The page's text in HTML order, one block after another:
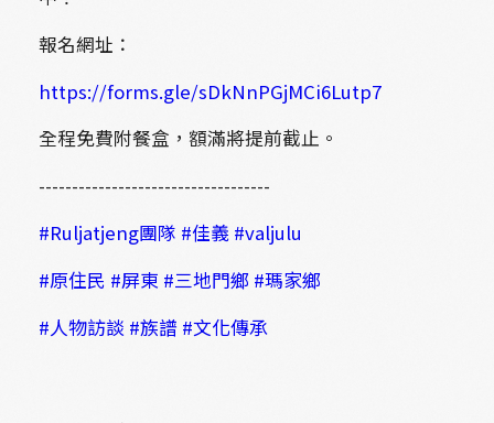
報名網址：
https://forms.gle/sDkNnPGjMCi6Lutp7
全程免費附餐盒，額滿將提前截止。
-----------------------------------
#Ruljatjeng團隊 #佳義 #valjulu
#原住民 #屏東 #三地門鄉 #瑪家鄉
#人物訪談 #族譜 #文化傳承